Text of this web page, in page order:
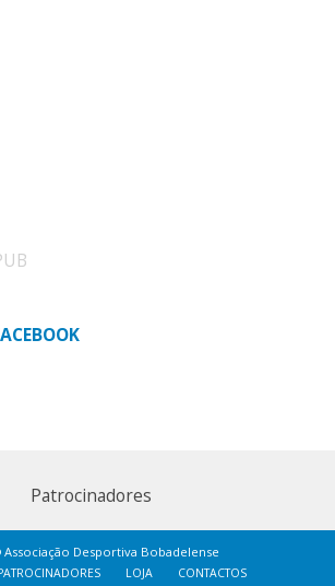
Patrocinadores
Associação Desportiva Bobadelense
LOJA CONTACTOS